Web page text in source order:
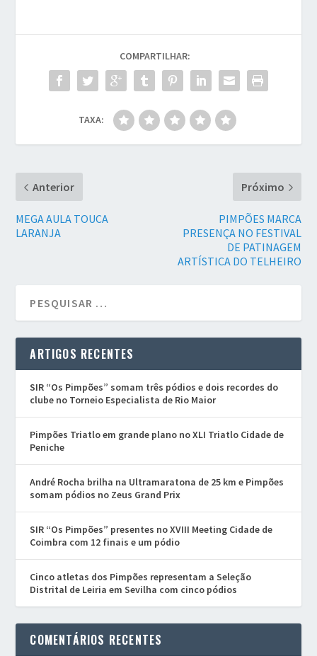
COMPARTILHAR:
TAXA:
Anterior
MEGA AULA TOUCA
LARANJA
Próximo
PIMPÕES MARCA
PRESENÇA NO FESTIVAL
DE PATINAGEM
ARTÍSTICA DO TELHEIRO
ARTIGOS RECENTES
SIR “Os Pimpões” somam três pódios e dois recordes do
clube no Torneio Especialista de Rio Maior
Pimpões Triatlo em grande plano no XLI Triatlo Cidade de
Peniche
André Rocha brilha na Ultramaratona de 25 km e Pimpões
somam pódios no Zeus Grand Prix
SIR “Os Pimpões” presentes no XVIII Meeting Cidade de
Coimbra com 12 finais e um pódio
Cinco atletas dos Pimpões representam a Seleção
Distrital de Leiria em Sevilha com cinco pódios
COMENTÁRIOS RECENTES